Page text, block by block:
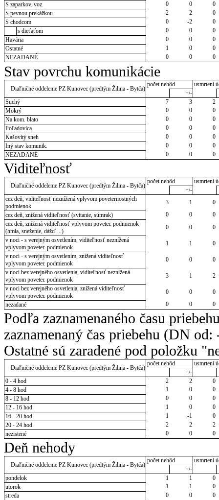
S zaparkov. voz. 0 0
0
S pevnou prekážkou
2 2
0
S chodcom
0 -2
0
s dieťaťom
0 0
0
Havária
0 0
0
Ostatné
1 0
0
NEZADANÉ
0 0 0
Stav povrchu komunikácie
Diaľničné oddelenie PZ Kunovec (predtým Žilina - Bytča)
počet nehôd
usmrtení
+/-
Suchý
7 3
2
Mokrý
0 0
0
Na kom. blato
0 0
0
Poľadovica
0 0
0
Kašovitý sneh
0 0
0
Iný stav komunik.
0 0
0
NEZADANÉ
0 0 0
Viditeľnosť
Diaľničné oddelenie PZ Kunovec (predtým Žilina - Bytča)
počet nehôd
usmrtení
+/-
cez deň, viditeľnosť neznížená vplyvom poveternostných
podmienok
3 1
0
cez deň, znížená viditeľnosť (svitanie, súmrak)
0 0
0
cez deň, znížená viditeľnosť vplyvom poveter. podmienok
(hmla, sneženie, dážď ...)
0 0
0
v noci - s verejným osvetlením, viditeľnosť neznížená
vplyvom poveter. podmienok
1 1
0
v noci - s verejným osvetlením, znížená viditeľnosť
vplyvom poveter. podmienok
0 0
0
v noci bez verejného osvetlenia, viditeľnosť neznížená
vplyvom poveter. podmienok
3 1
2
v noci bez verejného osvetlenia, znížená viditeľnosť
vplyvom poveter. podmienok
0 0
0
nezadané
0 0 0
Podľa zaznamenaného času
zaznamenaný čas priebehu (DN
Ostatné sú zaradené pod položku
Diaľničné oddelenie PZ Kunovec (predtým Žilina - Bytča)
počet nehôd
usmrtení
+/-
0 - 4 hod
2 2
0
4 - 8 hod
1 0
0
8 - 12 hod
0 0
0
12 - 16 hod
1 0
0
16 - 20 hod
1 -1
0
20 - 24 hod
2 2
2
nezistené
0 0 0
Deň nehody
Diaľničné oddelenie PZ Kunovec (predtým Žilina - Bytča)
počet nehôd
usmrtení
+/-
pondelok
1 1
0
utorok
1 1
0
streda
0 0
0